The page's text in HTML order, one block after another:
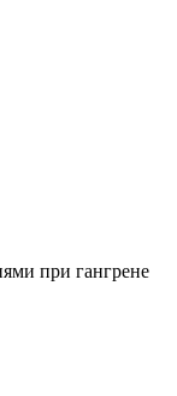
при гангрене